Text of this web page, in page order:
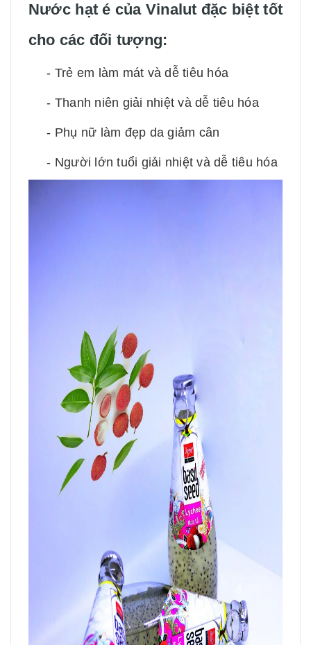
Nước hạt é của Vinalut đặc biệt tốt
cho các đối tượng:
- Trẻ em làm mát và dễ tiêu hóa
- Thanh niên giải nhiệt và dễ tiêu hóa
- Phụ nữ làm đẹp da giảm cân
- Người lớn tuổi giải nhiệt và dễ tiêu hóa